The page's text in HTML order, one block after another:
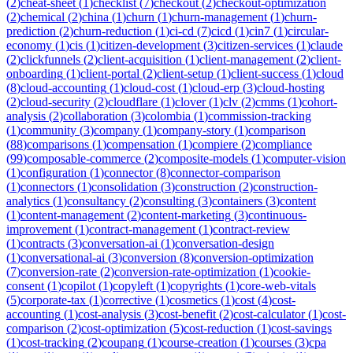
(2)chemical (2)china (1)churn (1)churn-management (1)churn-
prediction (2)churn-reduction (1)ci-cd (7)cicd (1)cin7 (1)circular-
economy (1)cis (1)citizen-development (3)citizen-services (1)claude
(2)clickfunnels (2)client-acquisition (1)client-management (2)client-
onboarding (1)client-portal (2)client-setup (1)client-success (1)cloud
(8)cloud-accounting (1)cloud-cost (1)cloud-erp (3)cloud-hosting
(2)cloud-security (2)cloudflare (1)clover(1)clv (2)cmms (1)cohort-
analysis (2)collaboration (3)colombia (1)commission-tracking
(1)community (3)company (1)company-story (1)comparison
(88)comparisons (1)compensation (1)compiere (2)compliance
(99)composable-commerce (2)composite-models (1)computer-vision
(1)configuration (1)connector(8)connector-comparison
(1)connectors (1)consolidation (3)construction (2)construction-
analytics (1)consultancy (2)consulting (3)containers (3)content
(1)content-management (2)content-marketing (3)continuous-
improvement (1)contract-management (1)contract-review
(1)contracts (3)conversation-ai (1)conversation-design
(1)conversational-ai (3)conversion (8)conversion-optimization
(7)conversion-rate (2)conversion-rate-optimization (1)cookie-
consent (1)copilot (1)copyleft (1)copyrights (1)core-web-vitals
(5)corporate-tax (1)corrective (1)cosmetics (1)cost (4)cost-
accounting (1)cost-analysis (3)cost-benefit (2)cost-calculator(1)cost-
comparison (2)cost-optimization (5)cost-reduction (1)cost-savings
(1)cost-tracking (2)coupang (1)course-creation (1)courses (3)cpa